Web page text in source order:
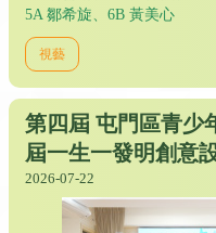
5A 鄒希旋、6B 黃美心
視藝
第四屆 屯門區青少
屆一生一發明創意
2026-07-22